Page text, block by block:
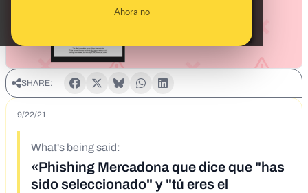
Ahora no
SHARE:
9/22/21
What's being said:
«Phishing Mercadona que dice que "has
sido seleccionado" y "tú eres el